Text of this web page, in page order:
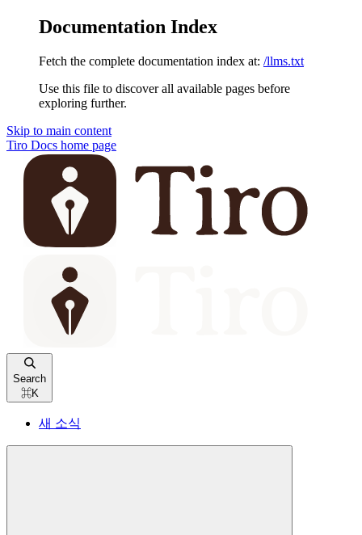
Documentation Index
Fetch the complete documentation index at: /llms.txt
Use this file to discover all available pages before
exploring further.
Skip to main content
Tiro Docs home page
Search
⌘K
새 소식